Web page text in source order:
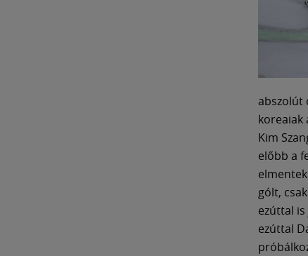
abszolút
koreaiak
Kim
előbb a
gólt,
ezúttal
ezúttal